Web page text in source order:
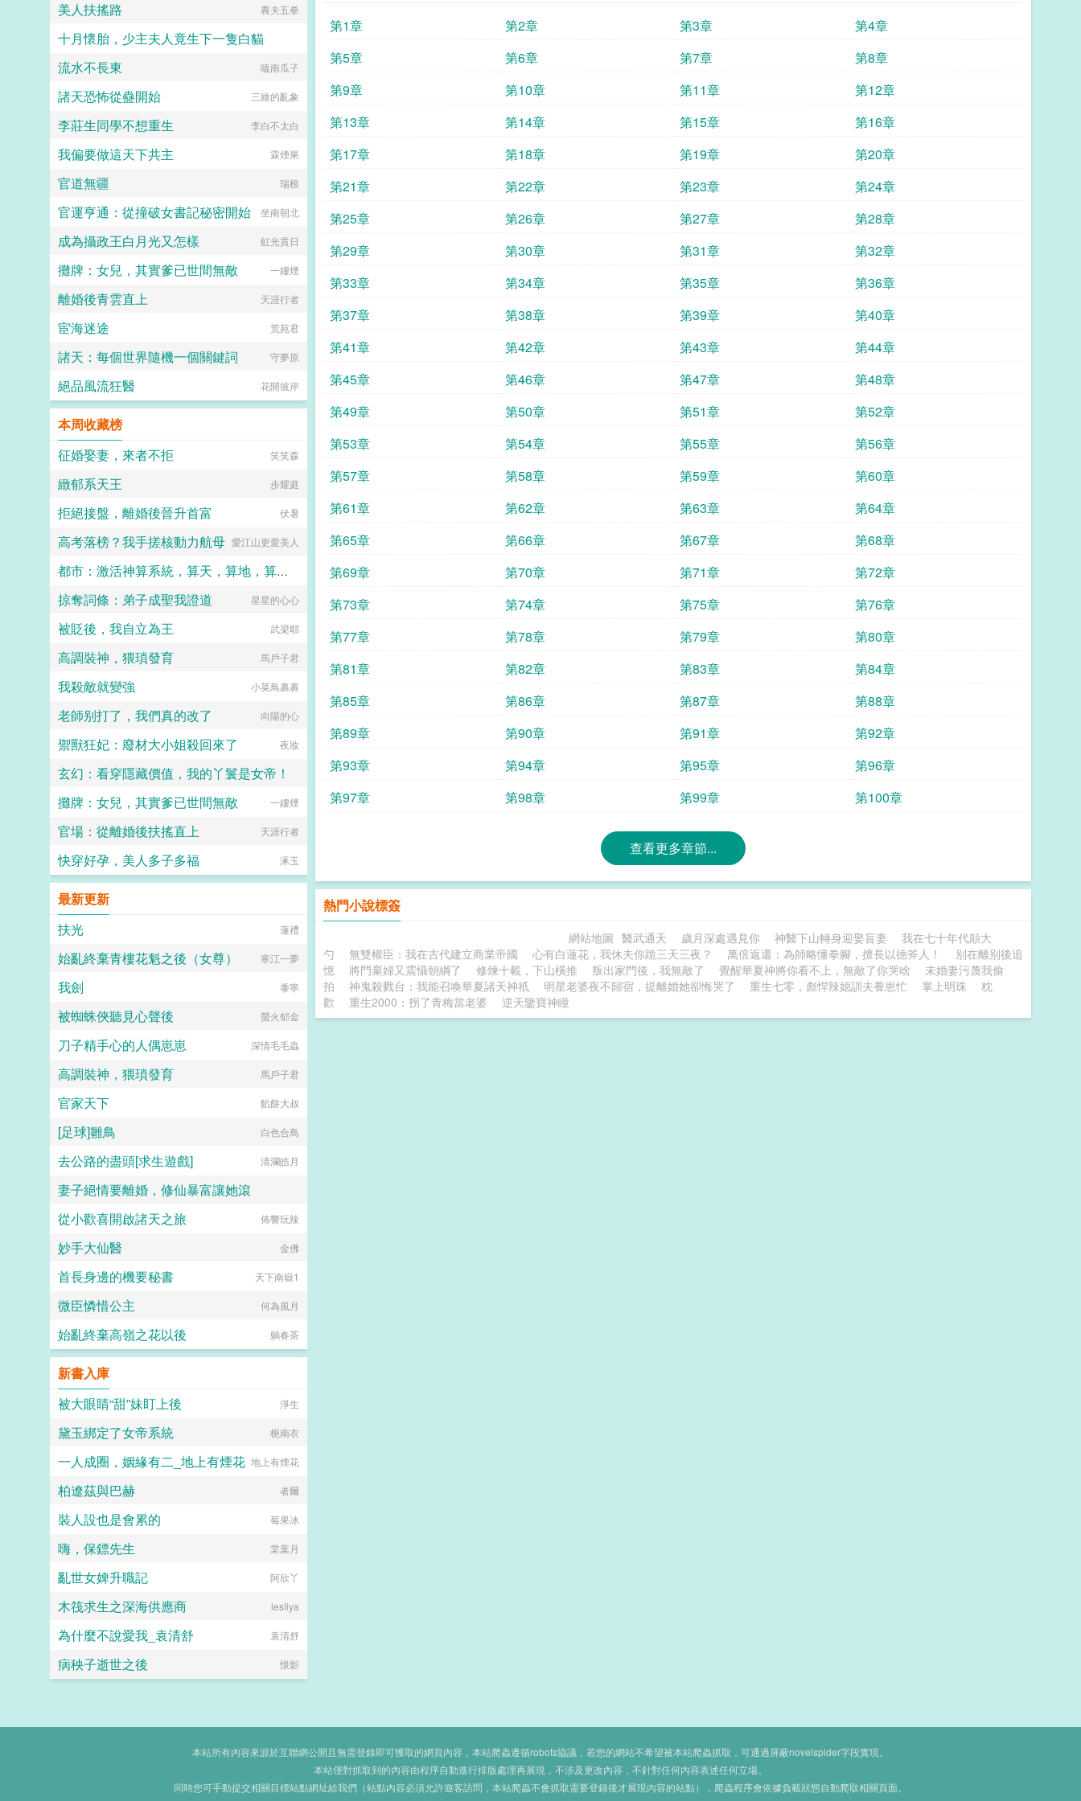
第1章 第2章 第3章
第4章
第5章
第6章 第7章
第8章
第9章
第10章 第11章
第12章
第13章
第14章 第15章
第16章
第17章
第18章 第19章
第20章
第21章
第22章 第23章
第24章
第25章
第26章 第27章
第28章
第29章
第30章 第31章
第32章
第33章
第34章 第35章
第36章
第37章
第38章 第39章
第40章
第41章
第42章 第43章
第44章
第45章
第46章 第47章
第48章
第49章
第50章 第51章
第52章
第53章
第54章 第55章
第56章
第57章
第58章 第59章
第60章
第61章
第62章 第63章
第64章
第65章
第66章 第67章
第68章
第69章
第70章 第71章
第72章
第73章
第74章 第75章
第76章
第77章
第78章 第79章
第80章
第81章
第82章 第83章
第84章
第85章
第86章 第87章
第88章
第89章
第90章 第91章
第92章
第93章
第94章 第95章
第96章
第97章
第98章 第99章 第100章
查看更多章節...
熱門小說標簽
網站地圖 醫武通天 歲月深處遇見你 神醫下山轉身迎娶盲妻
我在七十年代顛大
勺
無雙權臣：我在古代建立商業帝國 心有白蓮花，我休夫你跪三天三夜？ 萬倍返還：為師略懂拳腳，擅長以德斧人！
别在離别後追
憶
將門棄婦又震懾朝綱了 修煉十載，下山橫推 叛出家門後，我無敵了 覺醒華夏神將你看不上，無敵了你哭啥
未婚妻污蔑我偷
拍
神鬼殺戮台：我能召喚華夏諸天神祇 明星老婆夜不歸宿，提離婚她卻悔哭了 重生七零，彪悍辣媳訓夫養崽忙 掌上明珠
枕
歡
重生2000：拐了青梅當老婆 逆天鑒寶神瞳
家緻富，順便生下三個崽崽。什麼？
夫堂哥作妖？氣運在自己手上，打臉
慘！多年後，她成了豪門，什麼真假
美人扶搖路 農夫五拳
十月懷胎，少主夫人竟生下一隻白貓
煙花四月
流水不長東 嗑南瓜子
諸天恐怖從蠱開始 三維的亂象
李莊生同學不想重生 李白不太白
我偏要做這天下共主 霖煙果
官道無疆 瑞根
官運亨通：從撞破女書記秘密開始 坐南朝北
成為攝政王白月光又怎樣 虹光貫日
攤牌：女兒，其實爹已世間無敵 一縷煙
離婚後青雲直上 天涯行者
宦海迷途 荒苑君
諸天：每個世界隨機一個關鍵詞 守夢原
絕品風流狂醫 花開彼岸
本周收藏榜
征婚娶妻，來者不拒
笑笑森
緻郁系天王 步耀庭
拒絕接盤，離婚後晉升首富 伏暑
高考落榜？我手搓核動力航母 愛江山更愛美人
都市：激活神算系統，算天，算地，算眾生！
劉凡不凡
掠奪詞條：弟子成聖我證道 星星的心心
被貶後，我自立為王 武梁耶
高調裝神，猥瑣發育 馬戶子君
我殺敵就變強 小菜鳥裹裹
老師别打了，我們真的改了 向陽的心
禦獸狂妃：廢材大小姐殺回來了 夜妝
玄幻：看穿隱藏價值，我的丫鬟是女帝！
孤寂的夜
攤牌：女兒，其實爹已世間無敵 一縷煙
官場：從離婚後扶搖直上 天涯行者
快穿好孕，美人多子多福 涿玉
最新更新
扶光
蓮禮
始亂終棄青樓花魁之後（女尊） 寒江一夢
我劍 黍寧
被蜘蛛俠聽見心聲後 螢火郁金
刀子精手心的人偶崽崽 深情毛毛蟲
高調裝神，猥瑣發育 馬戶子君
官家天下 餡餅大叔
[足球]雛鳥 白色合鳥
去公路的盡頭[求生遊戲] 清瀾皓月
妻子絕情要離婚，修仙暴富讓她滾
點進來就發财
從小歡喜開啟諸天之旅 佈響玩辣
妙手大仙醫 金佛
首長身邊的機要秘書 天下南嶽1
微臣憐惜公主 何為風月
始亂終棄高嶺之花以後 躺春茶
新書入庫
被大眼睛“甜”妹盯上後
淨生
黛玉綁定了女帝系統 梔南衣
一人成圈，姻緣有二_地上有煙花 地上有煙花
柏遼茲與巴赫 者爾
裝人設也是會累的 莓果冰
嗨，保鏢先生 棠葉月
亂世女婢升職記 阿欣丫
木筏求生之深海供應商 lesliya
為什麼不說愛我_袁清舒 袁清舒
病秧子逝世之後 憬影
本站所有內容來源於互聯網公開且無需登錄即可獲取的網頁內容，本站爬蟲遵循robots協議，若您的網站不希望被本站爬蟲抓取，可通過屏蔽novelspider字段實現。
本站僅對抓取到的內容由程序自動進行排版處理再展現，不涉及更改內容，不針對任何內容表述任何立場。
同時您可手動提交相關目標站點網址給我們（站點內容必須允許遊客訪問，本站爬蟲不會抓取需要登錄後才展現內容的站點），爬蟲程序會依據負載狀態自動爬取相關頁面。